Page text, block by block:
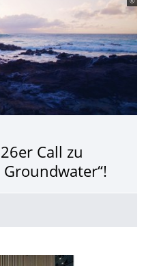
Call zu
Groundwater“!